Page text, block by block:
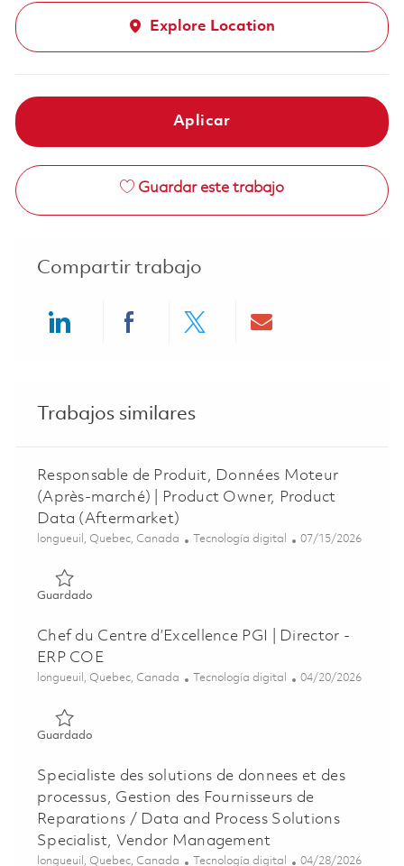
Explore Location
Aplicar
Guardar este trabajo
Compartir trabajo
Trabajos similares
Responsable de Produit, Données Moteur
(Après-marché) | Product Owner, Product
Data (Aftermarket)
Ubicación
longueuil, Quebec, Canada Categoría
Tecnología digital Posted Date
07/15/2026
GuardadoGuardado Responsable de Produit, Données Moteur
Chef du Centre d’Excellence PGI | Director -
ERP COE
Ubicación
longueuil, Quebec, Canada Categoría
Tecnología digital Posted Date
04/20/2026
GuardadoGuardado Chef du Centre d’Excellence PGI | Director -
Specialiste des solutions de donnees et des
processus, Gestion des Fournisseurs de
Reparations / Data and Process Solutions
Specialist, Vendor Management
Ubicación
longueuil, Quebec, Canada Categoría
Tecnología digital Posted Date
04/28/2026